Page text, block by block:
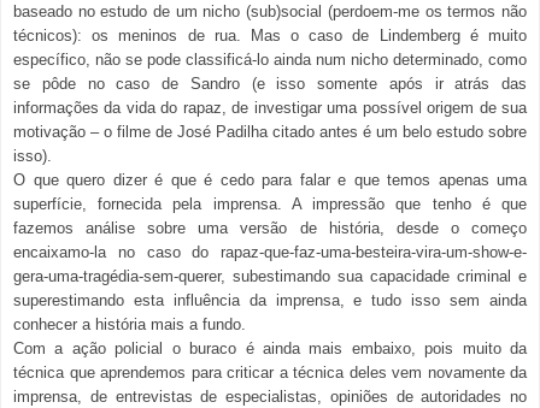
baseado no estudo de um nicho (sub)social (perdoem-me os termos não
técnicos): os meninos de rua. Mas o caso de Lindemberg é muito
específico, não se pode classificá-lo ainda num nicho determinado, como
se pôde no caso de Sandro (e isso somente após ir atrás das
informações da vida do rapaz, de investigar uma possível origem de sua
motivação – o filme de José Padilha citado antes é um belo estudo sobre
isso).
O que quero dizer é que é cedo para falar e que temos apenas uma
superfície, fornecida pela imprensa. A impressão que tenho é que
fazemos análise sobre uma versão de história, desde o começo
encaixamo-la no caso do rapaz-que-faz-uma-besteira-vira-um-show-e-
gera-uma-tragédia-sem-querer, subestimando sua capacidade criminal e
superestimando esta influência da imprensa, e tudo isso sem ainda
conhecer a história mais a fundo.
Com a ação policial o buraco é ainda mais embaixo, pois muito da
técnica que aprendemos para criticar a técnica deles vem novamente da
imprensa, de entrevistas de especialistas, opiniões de autoridades no